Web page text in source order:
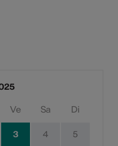
Ve Sa Di
3 4 5